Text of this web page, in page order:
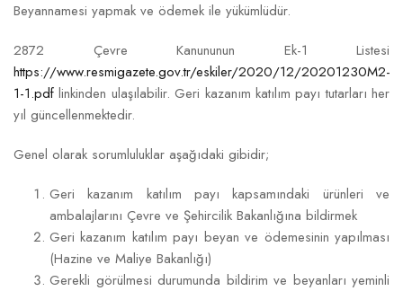
Beyannamesi yapmak ve ödemek ile yükümlüdür.
2872 Çevre Kanununun Ek-1 Listesi
https://www.resmigazete.gov.tr/eskiler/2020/12/20201230M2-
1-1.pdf linkinden ulaşılabilir. Geri kazanım katılım payı tutarları her
yıl güncellenmektedir.
Genel olarak sorumluluklar aşağıdaki gibidir;
Geri kazanım katılım payı kapsamındaki ürünleri ve
ambalajlarını Çevre ve Şehircilik Bakanlığına bildirmek
Geri kazanım katılım payı beyan ve ödemesinin yapılması
(Hazine ve Maliye Bakanlığı)
Gerekli görülmesi durumunda bildirim ve beyanları yeminli